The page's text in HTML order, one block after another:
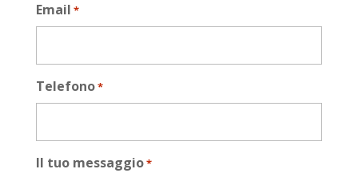
Email *
Telefono*
Il tuo messaggio*